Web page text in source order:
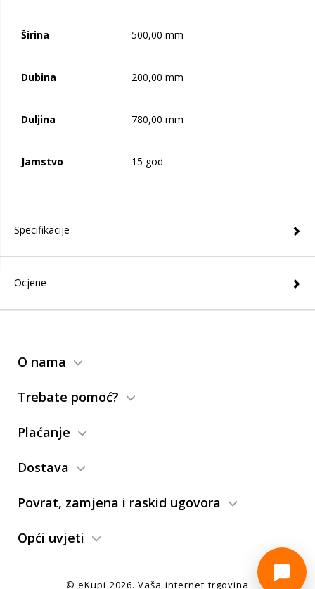
Širina 500,00 mm
Dubina 200,00 mm
Duljina 780,00 mm
Jamstvo 15 god
Specifikacije
Ocjene
O nama
Trebate pomoć?
Plaćanje
Dostava
Povrat, zamjena i raskid ugovora
Opći uvjeti
© eKupi 2026. Vaša internet trgovina